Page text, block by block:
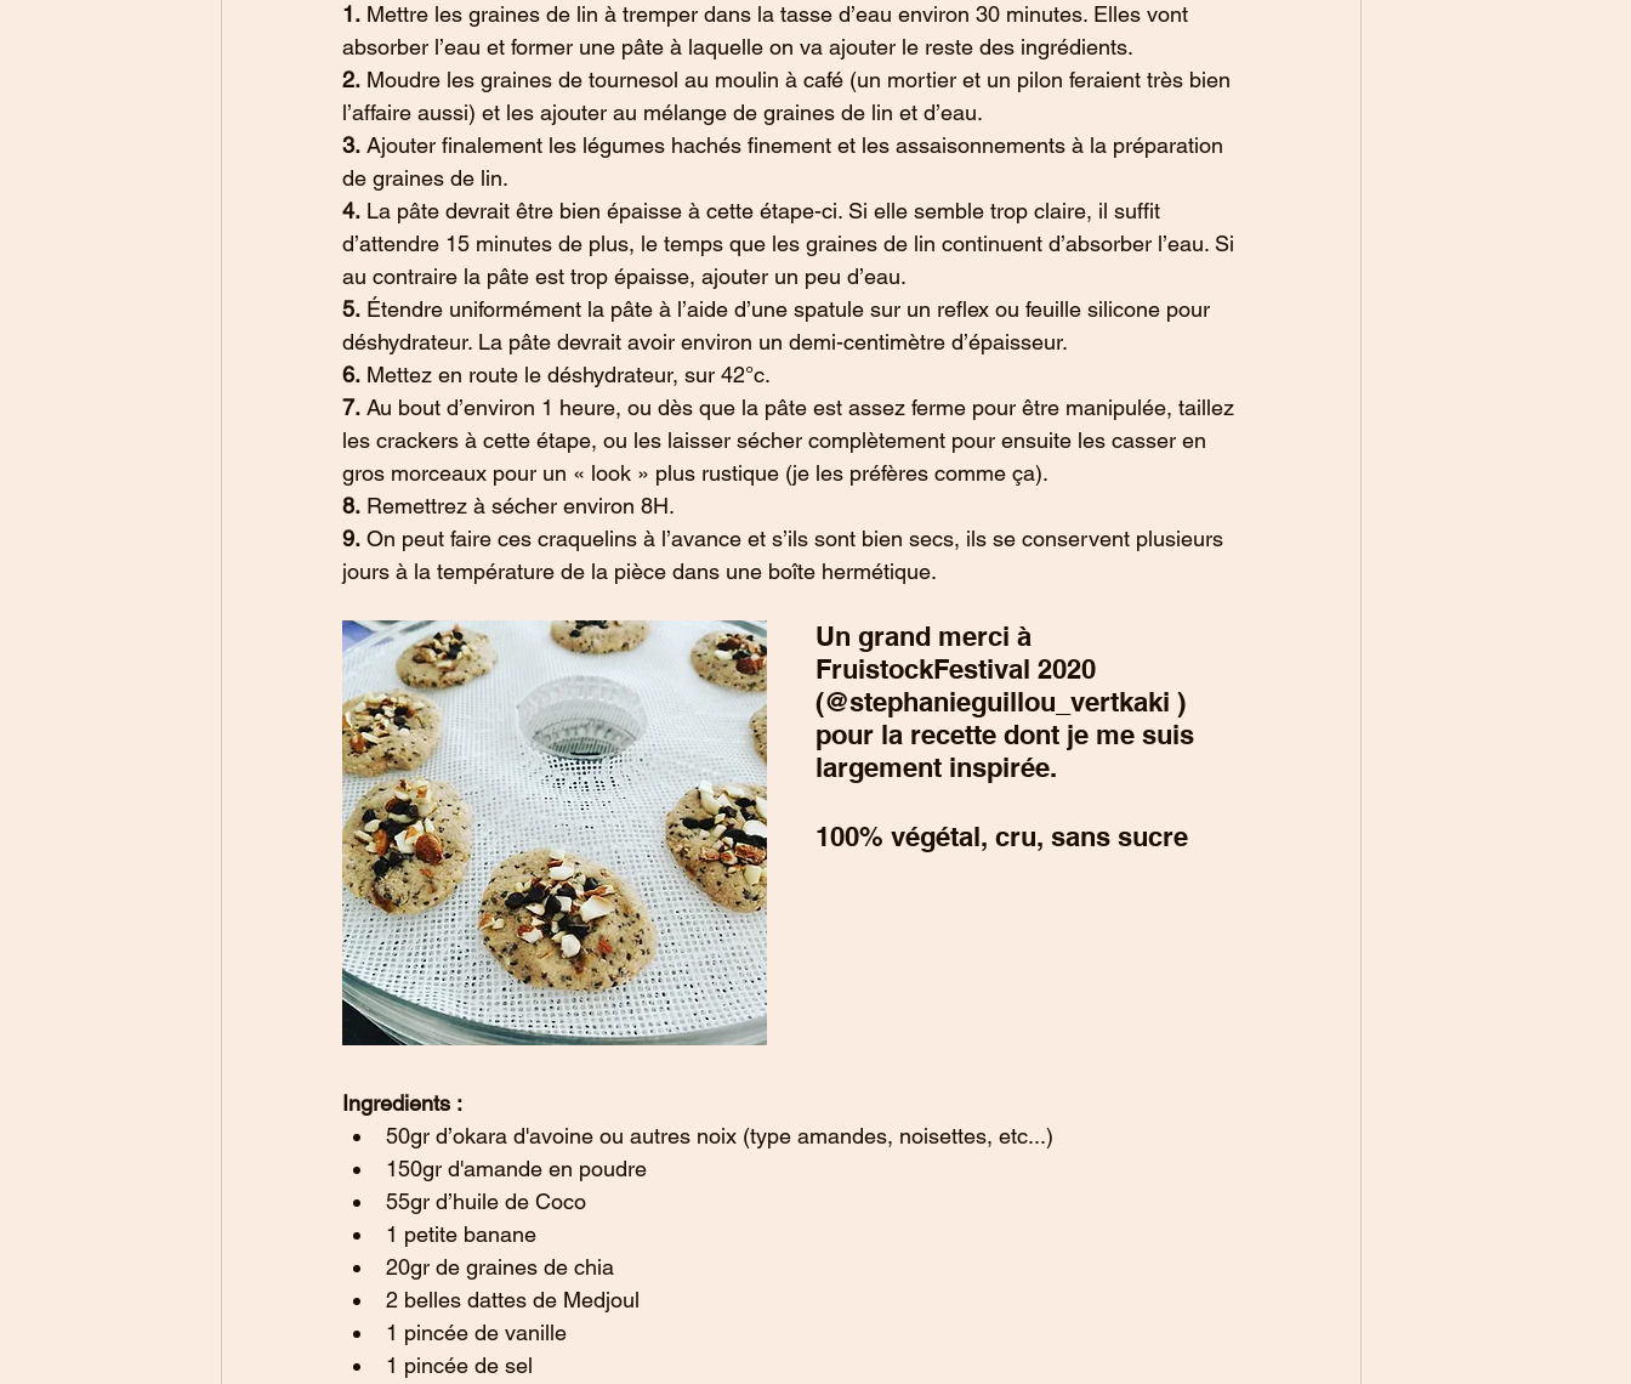
1. Mettre les graines de lin à tremper dans la tasse d’eau environ 30 minutes. Elles vont
absorber l’eau et former une pâte à laquelle on va ajouter le reste des ingrédients.
2. Moudre les graines de tournesol au moulin à café (un mortier et un pilon feraient très bien
l’affaire aussi) et les ajouter au mélange de graines de lin et d’eau.
3. Ajouter finalement les légumes hachés finement et les assaisonnements à la préparation
de graines de lin.
4. La pâte devrait être bien épaisse à cette étape-ci. Si elle semble trop claire, il suffit
d’attendre 15 minutes de plus, le temps que les graines de lin continuent d’absorber l’eau. Si
au contraire la pâte est trop épaisse, ajouter un peu d’eau.
5. Étendre uniformément la pâte à l’aide d’une spatule sur un reflex ou feuille silicone pour
déshydrateur. La pâte devrait avoir environ un demi-centimètre d’épaisseur.
6. Mettez en route le déshydrateur, sur 42°c.
7. Au bout d’environ 1 heure, ou dès que la pâte est assez ferme pour être manipulée, taillez
les crackers à cette étape, ou les laisser sécher complètement pour ensuite les casser en
gros morceaux pour un « look » plus rustique (je les préfères comme ça).
8. Remettrez à sécher environ 8H.
9. On peut faire ces craquelins à l’avance et s’ils sont bien secs, ils se conservent plusieurs
jours à la température de la pièce dans une boîte hermétique.
Un grand merci à
FruistockFestival 2020
(@stephanieguillou_vertkaki )
pour la recette dont je me suis
largement inspirée.
100% végétal, cru, sans sucre
Ingredients :
50gr d’okara d'avoine ou autres noix (type amandes, noisettes, etc...)
150gr d'amande en poudre
55gr d’huile de Coco
1 petite banane
20gr de graines de chia
2 belles dattes de Medjoul
1 pincée de vanille
1 pincée de sel